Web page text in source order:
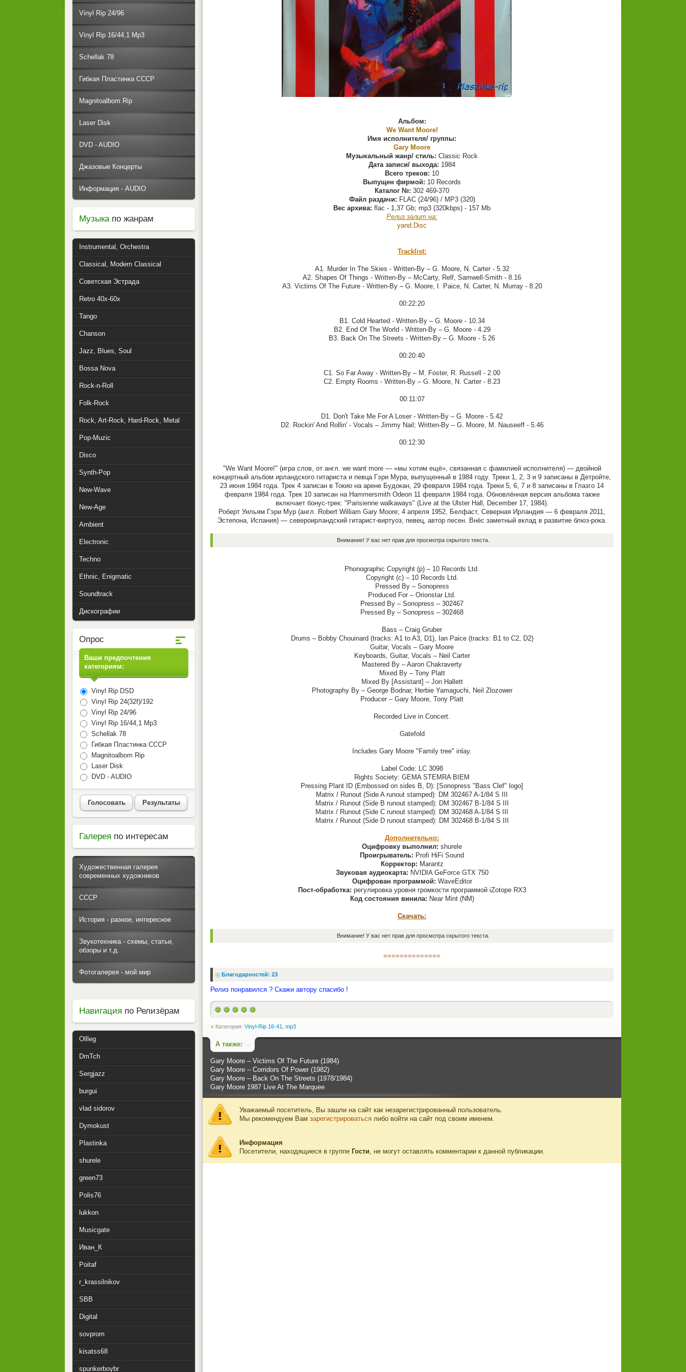
Альбом:
We Want Moore!
Имя исполнителя/ группы:
Gary Moore
Музыкальный жанр/ стиль: Classic Rock
Дата записи/ выхода: 1984
Всего треков: 10
Выпущен фирмой: 10 Records
Каталог №: 302 469-370
Файл раздачи: FLAC (24/96) / MP3 (320)
Вес архива: flac - 1,37 Gb; mp3 (320kbps) - 157 Mb
Релиз залит на:
yand.Disс
Tracklist:
A1. Murder In The Skies - Written-By – G. Moore, N. Carter - 5.32
A2. Shapes Of Things - Written-By – McCarty, Relf, Samwell-Smith - 8.16
A3. Victims Of The Future - Written-By – G. Moore, I. Paice, N. Carter, N. Murray - 8.20
00:22:20
B1. Cold Hearted - Written-By – G. Moore - 10.34
B2. End Of The World - Written-By – G. Moore - 4.29
B3. Back On The Streets - Written-By – G. Moore - 5.26
00:20:40
C1. So Far Away - Written-By – M. Foster, R. Russell - 2.00
C2. Empty Rooms - Written-By – G. Moore, N. Carter - 8.23
00:11:07
D1. Don't Take Me For A Loser - Written-By – G. Moore - 5.42
D2. Rockin' And Rollin' - Vocals – Jimmy Nail; Written-By – G. Moore, M. Nauseeff - 5.46
00:12:30
"We Want Moore!" (игра слов, от англ. we want more — «мы хотим ещё», связанная с фамилией исполнителя) — двойной
концертный альбом ирландского гитариста и певца Гэри Мура, выпущенный в 1984 году. Треки 1, 2, 3 и 9 записаны в Детройте,
23 июня 1984 года. Трек 4 записан в Токио на арене Будокан, 29 февраля 1984 года. Треки 5, 6, 7 и 8 записаны в Глазго 14
февраля 1984 года. Трек 10 записан на Hammersmith Odeon 11 февраля 1984 года. Обновлённая версия альбома также
включает бонус-трек: "Parisienne walkaways" (Live at the Ulster Hall, December 17, 1984).
Роберт Уильям Гэри Мур (англ. Robert William Gary Moore; 4 апреля 1952, Белфаст, Северная Ирландия — 6 февраля 2011,
Эстепона, Испания) — североирландский гитарист-виртуоз, певец, автор песен. Внёс заметный вклад в развитие блюз-рока.
Внимание! У вас нет прав для просмотра скрытого текста.
Phonographic Copyright (p) – 10 Records Ltd.
Copyright (c) – 10 Records Ltd.
Pressed By – Sonopress
Produced For – Orionstar Ltd.
Pressed By – Sonopress – 302467
Pressed By – Sonopress – 302468
Bass – Craig Gruber
Drums – Bobby Chouinard (tracks: A1 to A3, D1), Ian Paice (tracks: B1 to C2, D2)
Guitar, Vocals – Gary Moore
Keyboards, Guitar, Vocals – Neil Carter
Mastered By – Aaron Chakraverty
Mixed By – Tony Platt
Mixed By [Assistant] – Jon Hallett
Photography By – George Bodnar, Herbie Yamaguchi, Neil Zlozower
Producer – Gary Moore, Tony Platt
Recorded Live in Concert.
Gatefold
Includes Gary Moore "Family tree" inlay.
Label Code: LC 3098
Rights Society: GEMA STEMRA BIEM
Pressing Plant ID (Embossed on sides B, D): [Sonopress "Bass Clef" logo]
Matrix / Runout (Side A runout stamped): DM 302467 A-1/84 S III
Matrix / Runout (Side B runout stamped): DM 302467 B-1/84 S III
Matrix / Runout (Side C runout stamped): DM 302468 A-1/84 S III
Matrix / Runout (Side D runout stamped): DM 302468 B-1/84 S III
Дополнительно:
Оцифровку выполнил: shurele
Проигрыватель: Profi HiFi Sound
Корректор: Marantz
Звуковая аудиокарта: NVIDIA GeForce GTX 750
Оцифрован программой: WaveEditor
Пост-обработка: регулировка уровня громкости программой iZotope RX3
Код состояния винила: Near Mint (NM)
Скачать:
Внимание! У вас нет прав для просмотра скрытого текста.
==============
Благодарностей: 23
Релиз понравился ? Скажи автору спасибо !
Категория: Vinyl-Rip 16-41, mp3
А также:
Gary Moore ‎– Victims Of The Future (1984)
Gary Moore ‎– Corridors Of Power (1982)
Gary Moore ‎– Back On The Streets (1978/1984)
Gary Moore 1987 Live At The Marquee
Уважаемый посетитель, Вы зашли на сайт как незарегистрированный пользователь.
Мы рекомендуем Вам зарегистрироваться либо войти на сайт под своим именем.
Информация
Посетители, находящиеся в группе Гости, не могут оставлять комментарии к данной публикации.
Vinyl Rip 24/96
Vinyl Rip 16/44,1 Mp3
Schellak 78
Гибкая Пластинка СССР
Magnitoalbom Rip
Laser Disk
DVD - AUDIO
Джазовые Концерты
Информация - AUDIO
Музыкапо жанрам
Instrumental, Orchestra
Classical, Modern Classical
Советская Эстрада
Retro 40x-60x
Tango
Chanson
Jazz, Blues, Soul
Bossa Nova
Rock-n-Roll
Folk-Rock
Rock, Art-Rock, Hard-Rock, Metal
Pop-Muzic
Disco
Synth-Pop
New-Wave
New-Age
Ambient
Electronic
Techno
Ethnic, Enigmatic
Soundtrack
Дискографии
Опрос
Ваши предпочтения
категориям:
Vinyl Rip DSD
Vinyl Rip 24(32f)/192
Vinyl Rip 24/96
Vinyl Rip 16/44,1 Mp3
Schellak 78
Гибкая Пластинка СССР
Magnitoalbom Rip
Laser Disk
DVD - AUDIO
Голосовать Результаты
Галерея по интересам
Художественная галерея
современных художников
СССР
История - разное, интересное
Звукотехника - схемы, статьи,
обзоры и т.д.
Фотогалерея - мой мир
Навигация по Релизёрам
Ollleg
DmTch
Sergjazz
burgui
vlad sidorov
Dymokust
Plastinka
shurele
green73
Polis76
lukkon
Musicgate
Иван_К
Poitaf
r_krassilnikov
SBB
Digital
sovprom
kisatss68
spunkerboybr